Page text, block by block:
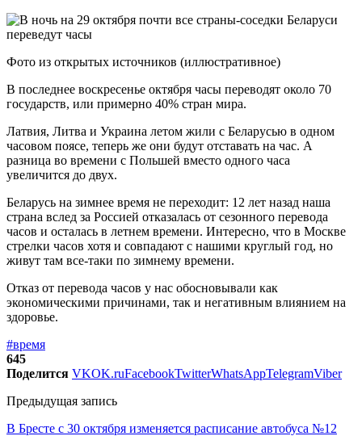
Фото из открытых источников (иллюстративное)
В последнее воскресенье октября часы переводят около 70
государств, или примерно 40% стран мира.
Латвия, Литва и Украина летом жили с Беларусью в одном
часовом поясе, теперь же они будут отставать на час. А
разница во времени с Польшей вместо одного часа
увеличится до двух.
Беларусь на зимнее время не переходит: 12 лет назад наша
страна вслед за Россией отказалась от сезонного перевода
часов и осталась в летнем времени. Интересно, что в Москве
стрелки часов хотя и совпадают с нашими круглый год, но
живут там все-таки по зимнему времени.
Отказ от перевода часов у нас обосновывали как
экономическими причинами, так и негативным влиянием на
здоровье.
#время
645
Поделится VKOK.ruFacebookTwitterWhatsAppTelegramViber
Предыдущая запись
В Бресте с 30 октября изменяется расписание автобуса №12